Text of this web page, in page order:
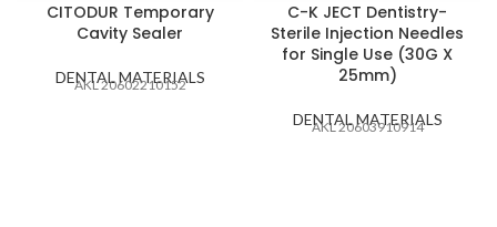
CITODUR Temporary
Cavity Sealer
DENTAL MATERIALS
AKL 20602210152
C-K JECT Dentistry-
Sterile Injection Needles
for Single Use (30G X
25mm)
DENTAL MATERIALS
AKL 20603910914